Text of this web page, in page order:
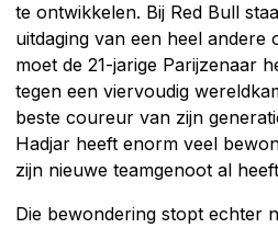
te ontwikkelen. Bij Red Bull
uitdaging van een heel andere
moet de 21-jarige Parijzenaar
tegen een viervoudig
beste coureur van zijn
Hadjar heeft enorm veel
zijn nieuwe teamgenoot al
Die bewondering stopt echter